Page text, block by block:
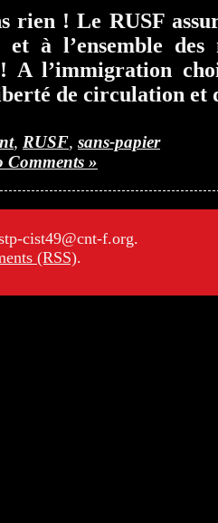
rien ! Le RUSF
à l’ensemble des
A l’immigration
de circulation et
, RUSF, sans-papier
Comments »
cist49@cnt-f.org.
(RSS).